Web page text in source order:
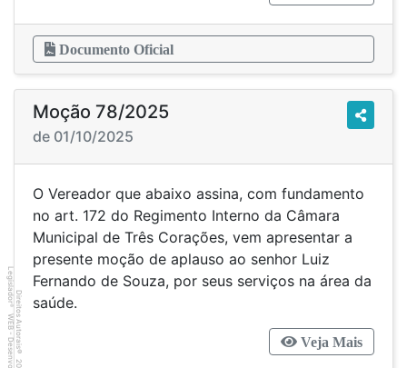
Documento Oficial
Moção 78/2025
de 01/10/2025
O Vereador que abaixo assina, com fundamento
no art. 172 do Regimento Interno da Câmara
Municipal de Três Corações, vem apresentar a
presente moção de aplauso ao senhor Luiz
Fernando de Souza, por seus serviços na área da
saúde.
Veja Mais
Direitos Autorais
©
Legislador
®